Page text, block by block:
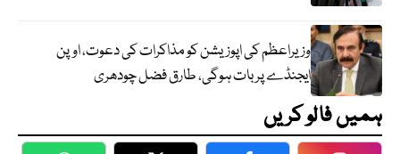
وزیراعظم کی اپوزیشن کو مذاکرات کی دعوت، اوپن
ایجنڈے پر بات ہوگی، طارق فضل چودھری
ہمیں فالو کریں